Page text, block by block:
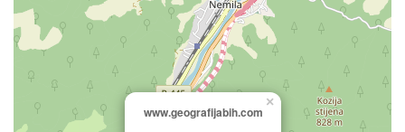
www.geografijabih.com
×